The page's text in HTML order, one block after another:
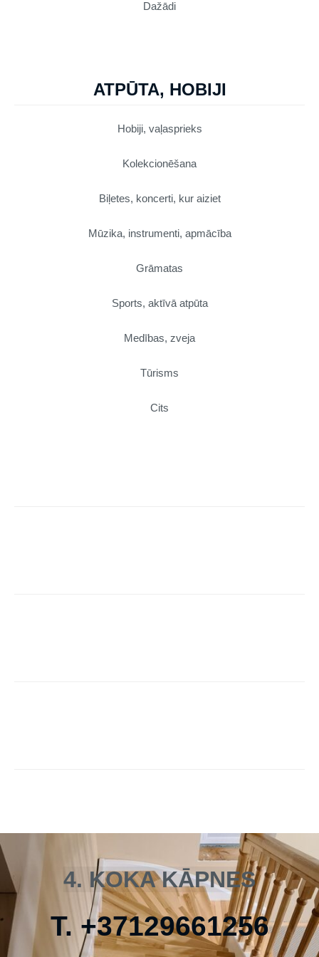
Dažādi
ATPŪTA, HOBIJI
Hobiji, vaļasprieks
Kolekcionēšana
Biļetes, koncerti, kur aiziet
Mūzika, instrumenti, apmācība
Grāmatas
Sports, aktīvā atpūta
Medības, zveja
Tūrisms
Cits
4. KOKA KĀPNES
T. +37129661256